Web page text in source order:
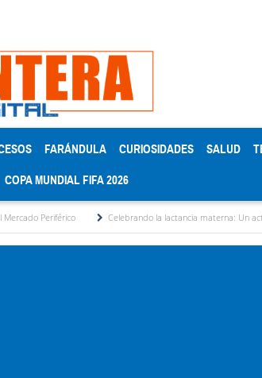
FARÁNDULA CURIOSIDADES SALUD
COPA MUNDIAL FIFA 2026
Celebrando la lactancia materna: Un acto de amor y vida